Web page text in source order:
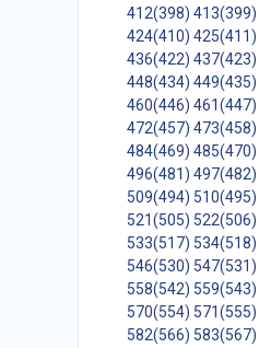
412(398) 413(399)
424(410) 425(411)
436(422) 437(423)
448(434) 449(435)
460(446) 461(447)
472(457) 473(458)
484(469) 485(470)
496(481) 497(482)
509(494) 510(495)
521(505) 522(506)
533(517) 534(518)
546(530) 547(531)
558(542) 559(543)
570(554) 571(555)
582(566) 583(567)